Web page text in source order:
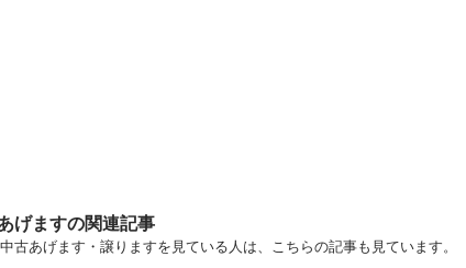
げますの関連記事
あげます・譲りますを見ている人は、こちらの記事も見ています。